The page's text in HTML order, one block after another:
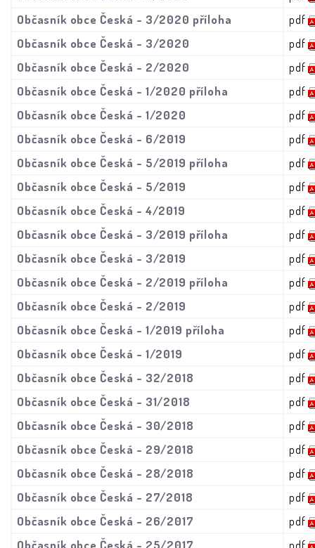
Občasník obce Česká - 3/2020 příloha pdf
Občasník obce Česká - 3/2020 pdf
Občasník obce Česká - 2/2020 pdf
Občasník obce Česká - 1/2020 příloha pdf
Občasník obce Česká - 1/2020 pdf
Občasník obce Česká - 6/2019 pdf
Občasník obce Česká - 5/2019 příloha pdf
Občasník obce Česká - 5/2019 pdf
Občasník obce Česká - 4/2019 pdf
Občasník obce Česká - 3/2019 příloha pdf
Občasník obce Česká - 3/2019 pdf
Občasník obce Česká - 2/2019 příloha pdf
Občasník obce Česká - 2/2019 pdf
Občasník obce Česká - 1/2019 příloha pdf
Občasník obce Česká - 1/2019 pdf
Občasník obce Česká - 32/2018 pdf
Občasník obce Česká - 31/2018 pdf
Občasník obce Česká - 30/2018 pdf
Občasník obce Česká - 29/2018 pdf
Občasník obce Česká - 28/2018 pdf
Občasník obce Česká - 27/2018 pdf
Občasník obce Česká - 26/2017 pdf
Občasník obce Česká - 25/2017 pdf